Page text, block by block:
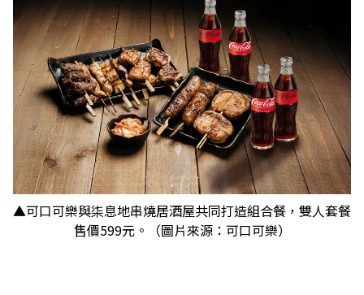
▲可口可樂與柒息地串燒居酒屋共同打造組合餐，雙人套餐
售價599元。（圖片來源：可口可樂）